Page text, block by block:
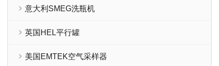
意大利SMEG洗瓶机
英国HEL平行罐
美国EMTEK空气采样器